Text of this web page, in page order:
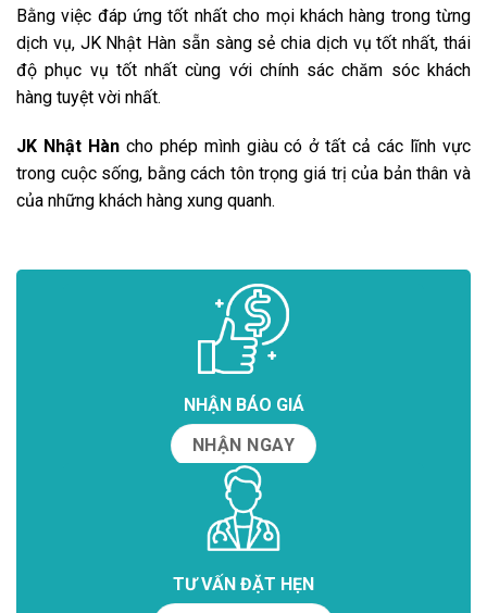
Bằng việc đáp ứng tốt nhất cho mọi khách hàng trong từng
dịch vụ, JK Nhật Hàn sẵn sàng sẻ chia dịch vụ tốt nhất, thái
độ phục vụ tốt nhất cùng với chính sác chăm sóc khách
hàng tuyệt vời nhất.
JK Nhật Hàncho phép mình giàu có ở tất cả các lĩnh vực
trong cuộc sống, bằng cách tôn trọng giá trị của bản thân và
của những khách hàng xung quanh.
NHẬN BÁO GIÁ
NHẬN NGAY
TƯ VẤN ĐẶT HẸN